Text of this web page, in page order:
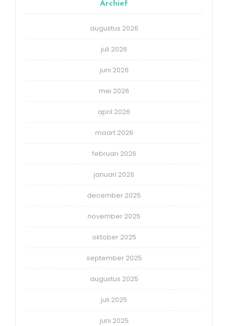
Archief
augustus 2026
juli 2026
juni 2026
mei 2026
april 2026
maart 2026
februari 2026
januari 2026
december 2025
november 2025
oktober 2025
september 2025
augustus 2025
juli 2025
juni 2025